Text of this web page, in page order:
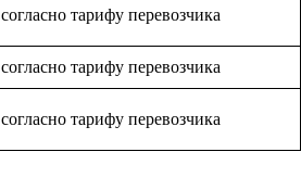
согласно тарифу перевозчика
согласно тарифу перевозчика
согласно тарифу перевозчика